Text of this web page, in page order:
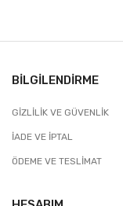
BILGILENDIRME
GIZLILIK VE GÜVENLIK
İADE VE İPTAL
ÖDEME VE TESLIMAT